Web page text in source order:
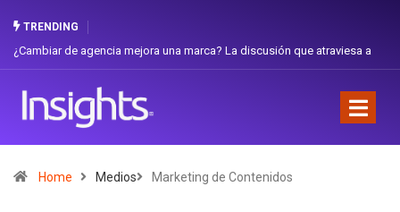
TRENDING
de agencia mejora una marca? La discusión que atraviesa a
Home Medios Marketing de Contenidos